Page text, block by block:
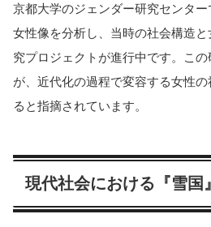
京都大学のジェンダー研究センタ
女性像を分析し、当時の社会構造
究プロジェクトが進行中です。こ
が、近代化の過程で変容する女性
ると指摘されています。
現代社会における『雪国